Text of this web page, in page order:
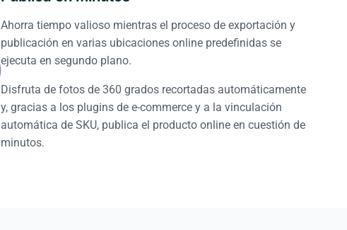
Ahorra tiempo valioso mientras el proceso de exportación y
publicación en varias ubicaciones online predefinidas se
ejecuta en segundo plano.
Disfruta de fotos de 360 grados recortadas automáticamente
y, gracias a los plugins de e-commerce y a la vinculación
automática de SKU, publica el producto online en cuestión de
minutos.